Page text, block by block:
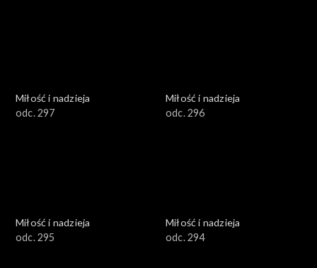
Miłość i nadzieja
odc. 297
Miłość i nadzieja
odc. 296
Miłość i nadzieja
odc. 295
Miłość i nadzieja
odc. 294